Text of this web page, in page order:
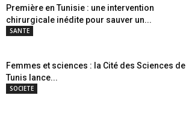
Première en Tunisie : une intervention
chirurgicale inédite pour sauver un...
SANTE
Femmes et sciences : la Cité des Sciences de
Tunis lance...
SOCIETE